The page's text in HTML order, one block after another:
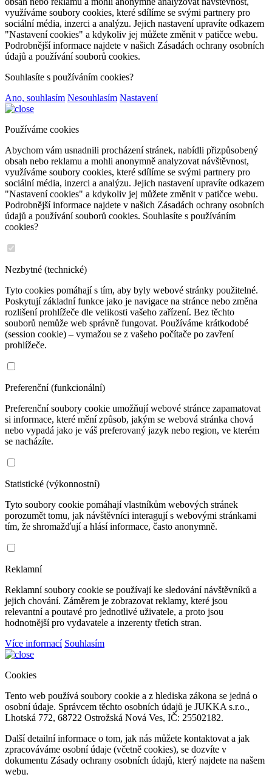
využíváme soubory cookies, které sdílíme se svými partnery pro
sociální média, inzerci a analýzu. Jejich nastavení upravíte odkazem
"Nastavení cookies" a kdykoliv jej můžete změnit v patičce webu.
Podrobnější informace najdete v našich Zásadách ochrany osobních
údajů a používání souborů cookies.
Souhlasíte s používáním cookies?
Ano, souhlasím Nesouhlasím Nastavení
Používáme cookies
Abychom vám usnadnili procházení stránek, nabídli přizpůsobený
obsah nebo reklamu a mohli anonymně analyzovat návštěvnost,
využíváme soubory cookies, které sdílíme se svými partnery pro
sociální média, inzerci a analýzu. Jejich nastavení upravíte odkazem
"Nastavení cookies" a kdykoliv jej můžete změnit v patičce webu.
Podrobnější informace najdete v našich Zásadách ochrany osobních
údajů a používání souborů cookies. Souhlasíte s používáním
cookies?
Nezbytné (technické)
Tyto cookies pomáhají s tím, aby byly webové stránky použitelné.
Poskytují základní funkce jako je navigace na stránce nebo změna
rozlišení prohlížeče dle velikosti vašeho zařízení. Bez těchto
souborů nemůže web správně fungovat. Používáme krátkodobé
(session cookie) – vymažou se z vašeho počítače po zavření
prohlížeče.
Preferenční (funkcionální)
Preferenční soubory cookie umožňují webové stránce zapamatovat
si informace, které mění způsob, jakým se webová stránka chová
nebo vypadá jako je váš preferovaný jazyk nebo region, ve kterém
se nacházíte.
Statistické (výkonnostní)
Tyto soubory cookie pomáhají vlastníkům webových stránek
porozumět tomu, jak návštěvníci interagují s webovými stránkami
tím, že shromažďují a hlásí informace, často anonymně.
Reklamní
Reklamní soubory cookie se používají ke sledování návštěvníků a
jejich chování. Záměrem je zobrazovat reklamy, které jsou
relevantní a poutavé pro jednotlivé uživatele, a proto jsou
hodnotnější pro vydavatele a inzerenty třetích stran.
Více informací Souhlasím
Cookies
Tento web používá soubory cookie a z hlediska zákona se jedná o
osobní údaje. Správcem těchto osobních údajů je JUKKA s.r.o.,
Lhotská 772, 68722 Ostrožská Nová Ves, IČ: 25502182.
Další detailní informace o tom, jak nás můžete kontaktovat a jak
zpracováváme osobní údaje (včetně cookies), se dozvíte v
dokumentu Zásady ochrany osobních údajů, který najdete na našem
webu.